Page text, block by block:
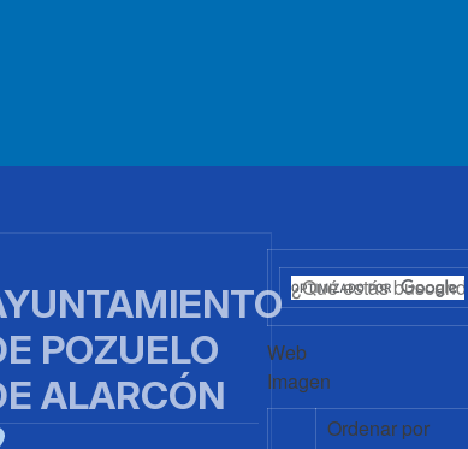
POZUELO
ALARCÓN
Web
Imagen
Ordenar por